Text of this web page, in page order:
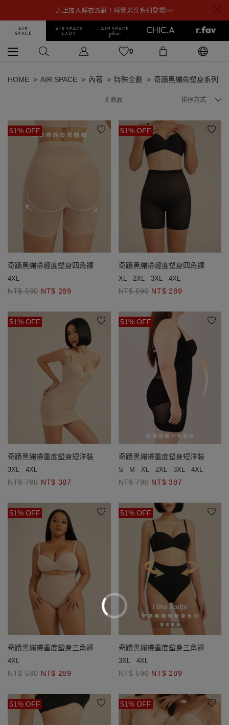
馬上加入睡衣派對！睡覺米奇系列登場>>
0
HOME AIR SPACE 內著 特殊企劃 奇蹟黑繃帶塑身系列
8 商品 排序方式
51% OFF
奇蹟黑繃帶輕度塑身四角褲
4XL
NT$ 590 NT$ 289
51% OFF
奇蹟黑繃帶輕度塑身四角褲
XL 2XL 3XL 4XL
NT$ 590 NT$ 289
51% OFF
奇蹟黑繃帶重度塑身短洋裝
3XL 4XL
NT$ 790 NT$ 387
51% OFF
奇蹟黑繃帶重度塑身短洋裝
S M XL 2XL 3XL 4XL
NT$ 790 NT$ 387
51% OFF
奇蹟黑繃帶重度塑身三角褲
4XL
NT$ 590 NT$ 289
51% OFF
奇蹟黑繃帶重度塑身三角褲
3XL 4XL
NT$ 590 NT$ 289
51% OFF 51% OFF